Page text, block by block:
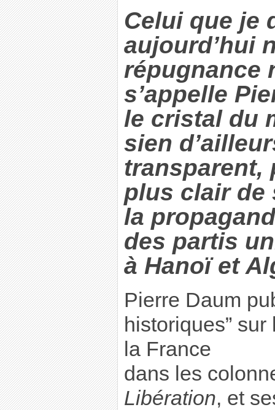
Celui que je
aujourd’hui
répugnance
s’appelle
le cristal du
sien
transparent,
plus clair de
la
des partis
à Hanoï et
Pierre Daum
historiques”
la France
dans les
Libération, et